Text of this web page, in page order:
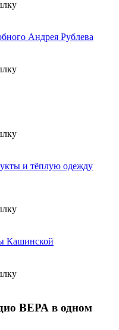
Андрея Рублева
и тёплую одежду
Кашинской
ВЕРА в одном